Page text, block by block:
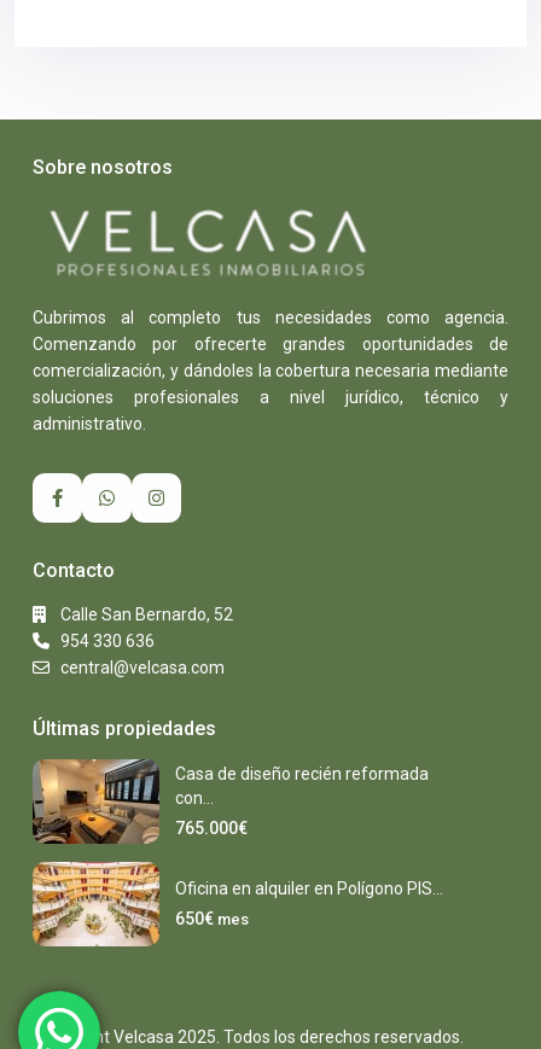
Sobre nosotros
Cubrimos al completo tus necesidades como agencia.
Comenzando por ofrecerte grandes oportunidades de
comercialización, y dándoles la cobertura necesaria mediante
soluciones profesionales a nivel jurídico, técnico y
administrativo.
Contacto
Calle San Bernardo, 52
954 330 636
central@velcasa.com
Últimas propiedades
Casa de diseño recién reformada
con...
765.000€
Oficina en alquiler en Polígono PIS...
650€ mes
Copyright Velcasa 2025. Todos los derechos reservados.